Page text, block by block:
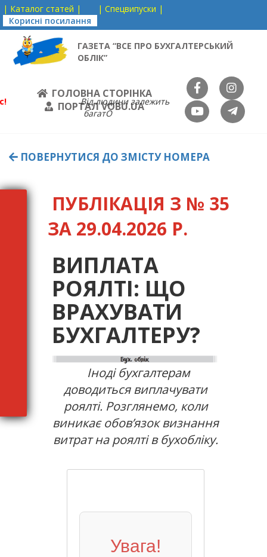
| Каталог статей |
| Спецвипуски |
Корисні посилання
ГАЗЕТА “ВСЕ ПРО БУХГАЛТЕРСЬКИЙ
ОБЛІК”
ГОЛОВНА СТОРІНКА
ПОРТАЛ VOBU.UA
Від людини залежить
багатО
ПОВЕРНУТИСЯ ДО ЗМІСТУ НОМЕРА
ПУБЛІКАЦІЯ З № 35
ЗА 29.04.2026 Р.
ВИПЛАТА
РОЯЛТІ: ЩО
ВРАХУВАТИ
БУХГАЛТЕРУ?
Іноді бухгалтерам
доводиться виплачувати
роялті. Розглянемо, коли
виникає обов’язок визнання
витрат на роялті в бухобліку.
Увага!